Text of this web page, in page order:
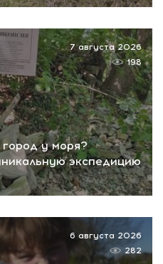
у моря?
экспедицию
7 августа 2026
198
6 августа 2026
282